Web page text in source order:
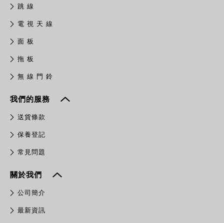
跳 線
電 視 天 線
面 板
拖 板
無 線 門 鈴
我們的服務
送貨條款
保養登記
常見問題
關於我們
公司簡介
最新資訊